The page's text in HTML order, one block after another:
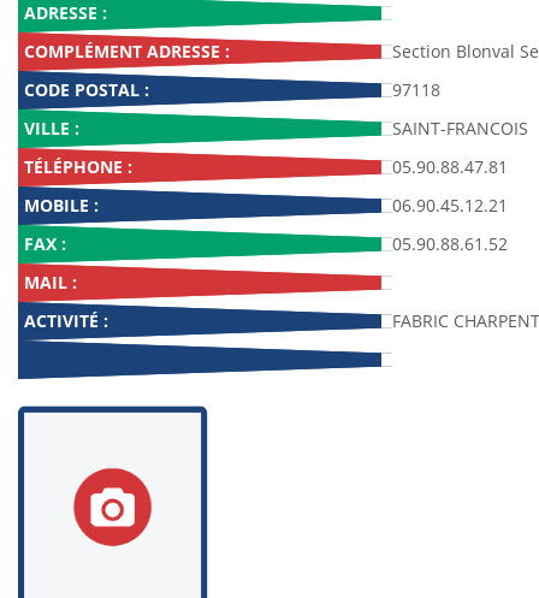
ADRESSE :
COMPLÉMENT ADRESSE :
Section Blonval
CODE POSTAL :
97118
VILLE :
SAINT-FRANCOIS
TÉLÉPHONE :
05.90.88.47.81
MOBILE :
06.90.45.12.21
FAX :
05.90.88.61.52
MAIL :
ACTIVITÉ :
FABRIC